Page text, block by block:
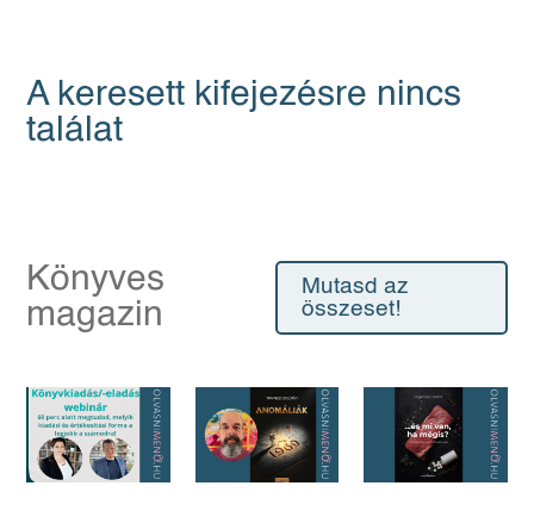
A keresett kifejezésre nincs
találat
Könyves
magazin
Mutasd az
összeset!